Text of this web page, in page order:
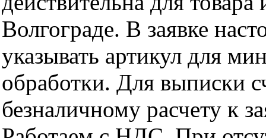
Волгограде. В заявке
указывать артикул для
обработки. Для выписки
безналичному расчету к